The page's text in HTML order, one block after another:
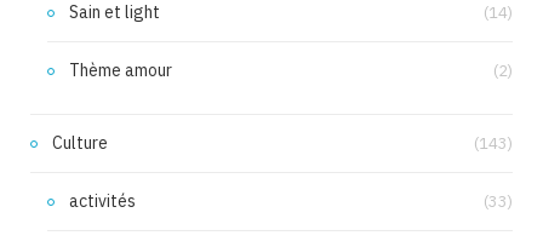
Sain et light (14)
Thème amour (2)
Culture (143)
activités (33)